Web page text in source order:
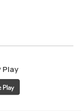
ao
Play